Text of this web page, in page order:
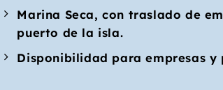
Marina Seca, con traslado de
puerto de la isla.
Disponibilidad para empresas y